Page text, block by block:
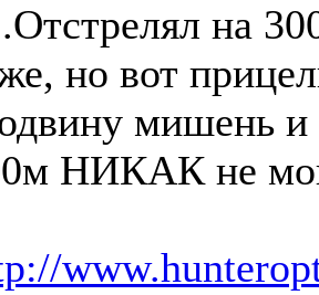
на
но вот
мишень и
НИКАК не